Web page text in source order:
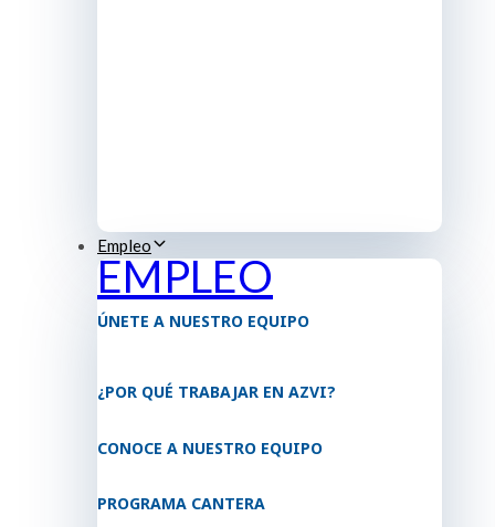
Empleo
EMPLEO
ÚNETE A NUESTRO EQUIPO
¿POR QUÉ TRABAJAR EN AZVI?
CONOCE A NUESTRO EQUIPO
PROGRAMA CANTERA